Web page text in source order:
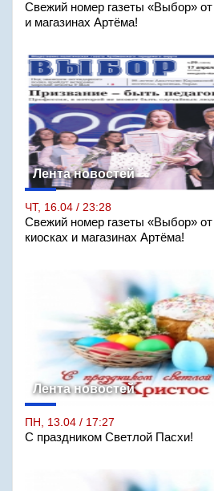
Свежий номер газеты «Выбор»
и магазинах Артёма!
Лента новостей
ЧТ, 16.04 / 23:28
Свежий номер газеты «Выбор»
киосках и магазинах Артёма!
Лента новостей
ПН, 13.04 / 17:27
С праздником Светлой Пасхи!